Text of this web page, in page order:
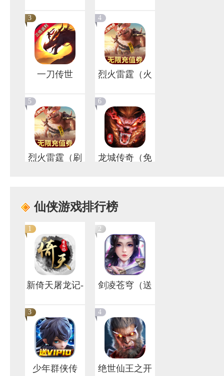
3
一刀传世
版）
4
烈火雷霆（火
金）
5
烈火雷霆（刷
金券）
6
龙城传奇（免
魔龙战记（大
嫂送宠亿刀
爆）
热血合击（神
煞天下）
仙侠游戏排行榜
1
新倚天屠龙记-
2
剑凌苍穹（送
3
少年群侠传
4
绝世仙王之开